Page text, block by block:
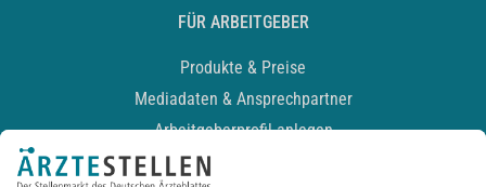
FÜR ARBEITGEBER
Produkte & Preise
Mediadaten & Ansprechpartner
Arbeitgeberprofil anlegen
Recruiting-Podcast